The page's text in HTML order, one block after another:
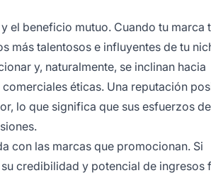
el beneficio mutuo. Cuando tu marca
más talentosos e influyentes de tu
y, naturalmente, se inclinan hacia
éticas. Una reputación
lo que significa que sus esfuerzos de
con las marcas que promocionan. Si
credibilidad y potencial de ingresos